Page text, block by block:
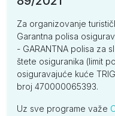
Za organizovanje
Garantna polisa
- GARANTNA polisa za
štete osiguranika (limit
osiguravajuće kuće
broj 470000065393.
Uz sve programe važe